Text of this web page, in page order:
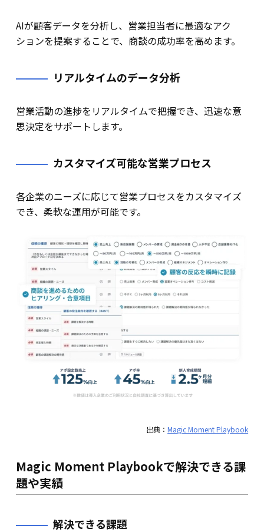
AIが顧客データを分析し、営業担当者に最適なアク
ションを提案することで、商談の成功率を高めます。
リアルタイムのデータ分析
営業活動の進捗をリアルタイムで把握でき、迅速な意
思決定をサポートします。
カスタマイズ可能な営業プロセス
各企業のニーズに応じて営業プロセスをカスタマイズ
でき、柔軟な運用が可能です。
出典：Magic Moment Playbook
Magic Moment Playbookで解決できる課
題や実績
解決できる課題